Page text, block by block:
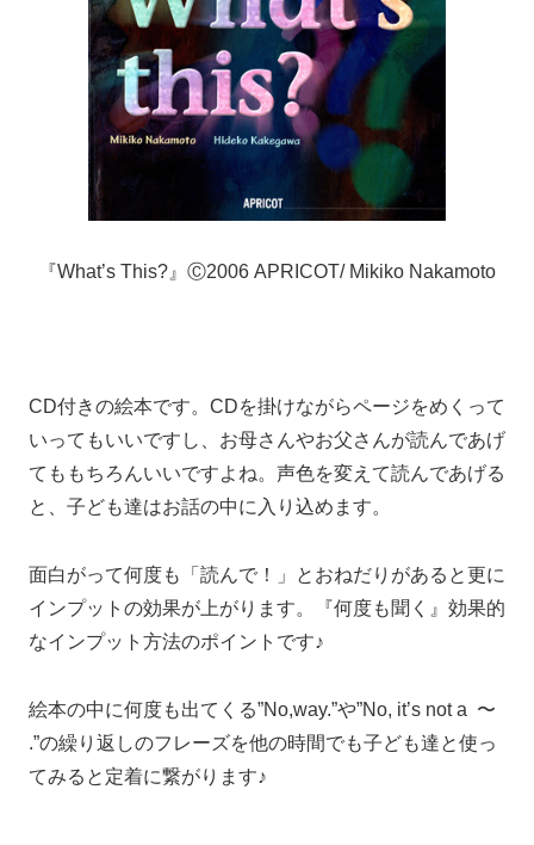
『What’s This?』Ⓒ2006 APRICOT/ Mikiko Nakamoto
CD付きの絵本です。CDを掛けながらページをめくって
いってもいいですし、お母さんやお父さんが読んであげ
てももちろんいいですよね。声色を変えて読んであげる
と、子ども達はお話の中に入り込めます。
面白がって何度も「読んで！」とおねだりがあると更に
インプットの効果が上がります。『何度も聞く』効果的
なインプット方法のポイントです♪
絵本の中に何度も出てくる”No,way.”や”No, it’s not a 〜
.”の繰り返しのフレーズを他の時間でも子ども達と使っ
てみると定着に繋がります♪